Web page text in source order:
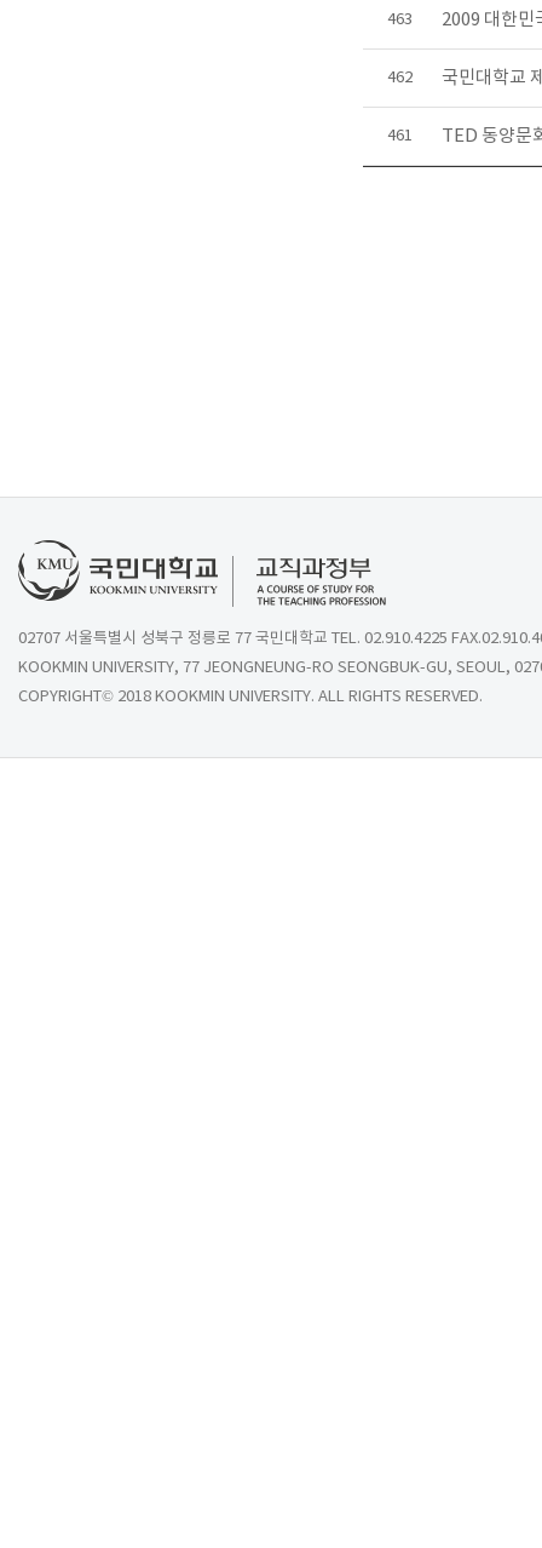
463 2009 대한민
462 국민대학교
461 TED 동양문
02707 서울특별시 성북구 정릉로 77 국민대학교 TEL. 02.910.4225
KOOKMIN UNIVERSITY, 77 JEONGNEUNG-RO SEONGBUK-GU, SEOUL,
COPYRIGHT© 2018 KOOKMIN UNIVERSITY. ALL RIGHTS RESERVED.